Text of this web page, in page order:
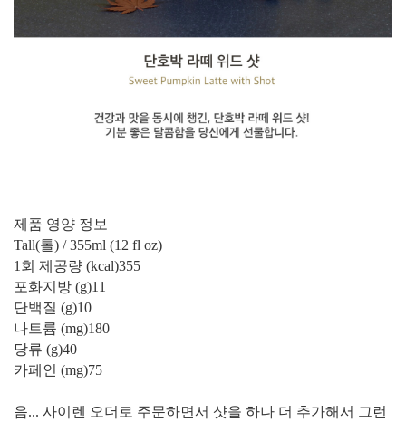
제품 영양 정보
Tall(톨) / 355ml (12 fl oz)
1회 제공량 (kcal)355
포화지방 (g)11
단백질 (g)10
나트륨 (mg)180
당류 (g)40
카페인 (mg)75
음... 사이렌 오더로 주문하면서 샷을 하나 더 추가해서 그런